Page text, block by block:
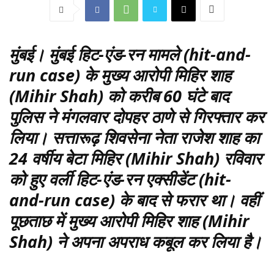
मुंबई। मुंबई हिट-एंड-रन मामले (hit-and-
run case) के मुख्य आरोपी मिहिर शाह
(Mihir Shah) को करीब 60 घंटे बाद
पुलिस ने मंगलवार दोपहर ठाणे से गिरफ्तार कर
लिया। सत्तारूढ़ शिवसेना नेता राजेश शाह का
24 वर्षीय बेटा मिहिर (Mihir Shah) रविवार
को हुए वर्ली हिट-एंड-रन एक्सीडेंट (hit-
and-run case) के बाद से फरार था। वहीं
पूछताछ में मुख्य आरोपी मिहिर शाह (Mihir
Shah) ने अपना अपराध कबूल कर लिया है।